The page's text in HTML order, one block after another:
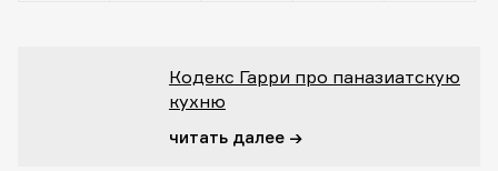
Кодекс Гарри про паназиатскую
кухню
читать далее →